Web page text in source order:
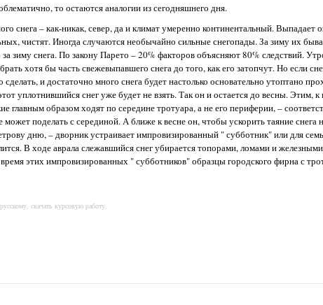
то остаются аналогии из сегодняшнего дня.
снега – как-никак, север, да и климат умеренно континентальный. Выпадает
чистят. Иногда случаются необычайно сильные снегопады. За зиму их
зиму снега. По закону Парето – 20% факторов объясняют 80% следствий.
хотя бы часть свежевыпавшего снега до того, как его затопчут. Но если
и достаточно много снега будет настолько основательно утоптано
уплотнившийся снег уже будет не взять. Так он и остается до весны. Этим,
главным образом ходят по середине тротуара, а не его периферии, –
поделать с серединой. А ближе к весне он, чтобы ускорить таяние снега
дню, – дворник устраивает импровизированный " субботник" или для
В ходе аврала слежавшийся снег убирается топорами, ломами и
этих импровизированных " субботников" образцы городского фирна с
скачать курсовую работу.